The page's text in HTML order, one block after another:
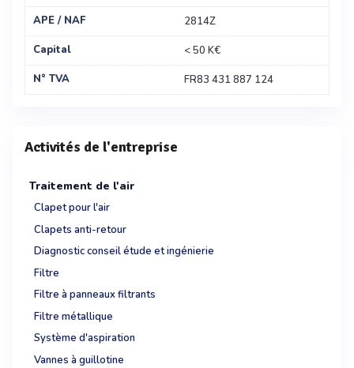
APE / NAF
2814Z
Capital
< 50 K€
N° TVA
FR83 431 887 124
Activités de l'entreprise
Traitement de l'air
Clapet pour l'air
Clapets anti-retour
Diagnostic conseil étude et ingénierie
Filtre
Filtre à panneaux filtrants
Filtre métallique
Système d'aspiration
Vannes à guillotine